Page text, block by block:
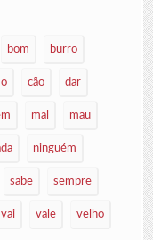
bom burro
cão dar
mal mau
ninguém
sabe sempre
vai vale velho